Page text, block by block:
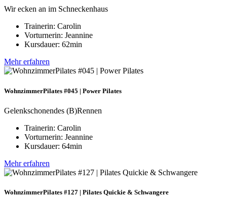
Wir ecken an im Schneckenhaus
Trainerin: Carolin
Vorturnerin: Jeannine
Kursdauer: 62min
Mehr erfahren
WohnzimmerPilates #045 | Power Pilates
Gelenkschonendes (B)Rennen
Trainerin: Carolin
Vorturnerin: Jeannine
Kursdauer: 64min
Mehr erfahren
WohnzimmerPilates #127 | Pilates Quickie & Schwangere